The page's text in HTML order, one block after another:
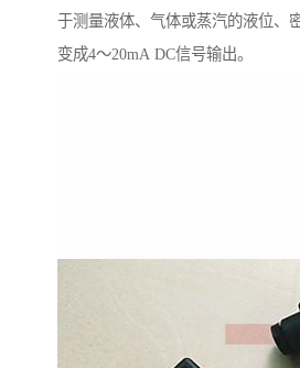
于测量液体、气体或蒸汽的液位、
变成4～20mA DC信号输出。